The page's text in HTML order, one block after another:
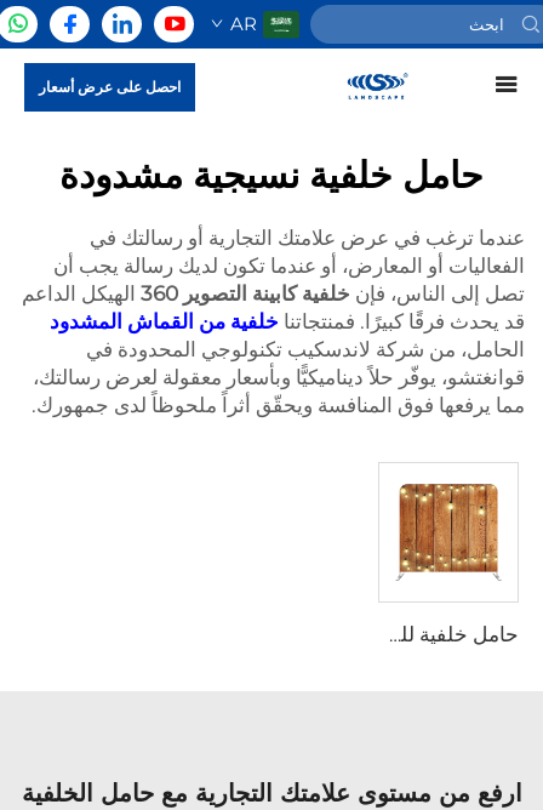
AR
احصل على عرض أسعار
حامل خلفية نسيجية مشدودة
عندما ترغب في عرض علامتك التجارية أو رسالتك في
الفعاليات أو المعارض، أو عندما تكون لديك رسالة يجب أن
تصل إلى الناس، فإنخلفية كابينة التصوير 360
الهيكل الداعم
قد يحدث فرقًا كبيرًا. فمنتجاتناخلفية من القماش المشدود
الحامل، من شركة لاندسكيب تكنولوجي المحدودة في
قوانغتشو، يوفّر حلاً ديناميكيًّا وبأسعار معقولة لعرض رسالتك،
مما يرفعها فوق المنافسة ويحقّق أثراً ملحوظاً لدى جمهورك.
حامل خلفية للمعرض التجاري أو الحفلة أو الزفاف
ارفع من مستوى علامتك التجارية مع حامل الخلفية